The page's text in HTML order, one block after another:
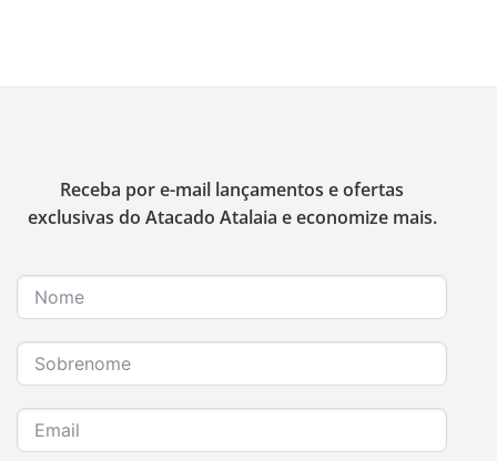
Receba por e-mail lançamentos e ofertas
exclusivas do Atacado Atalaia e economize mais.